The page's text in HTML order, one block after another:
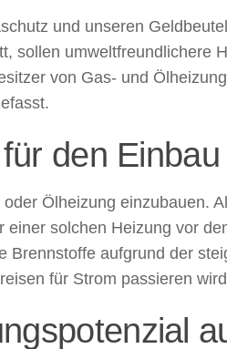
und unseren
sollen umweltfreundlichere
von Gas- und
den
Ölheizung einzubauen.
solchen Heizung vor
aufgrund der
für Strom passieren